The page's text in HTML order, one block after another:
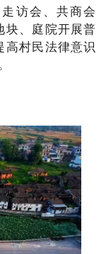
访会、共商会
块、庭院开展普
高村民法律意识